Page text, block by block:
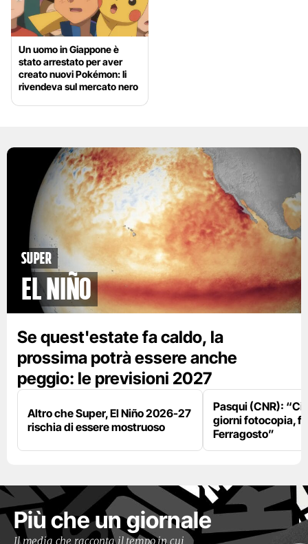
Un uomo in Giappone è
stato arrestato per aver
creato nuovi Pokémon: li
rivendeva sul mercato nero
Super
El Niño
Se quest'estate fa caldo, la
prossima potrà essere anche
peggio: le previsioni 2027
Altro che Super, El Niño 2026-27
rischia di essere mostruoso
Pasqui (CNR):
giorni fotocopia,
Ferragosto”
Più che un giornale
Il media che racconta il tempo in cui